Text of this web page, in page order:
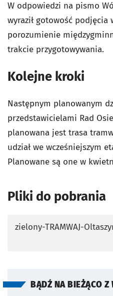
W odpowiedzi na pismo
wyraził gotowość podjęcia
porozumienie
trakcie przygotowywania.
Kolejne kroki
Następnym planowanym
przedstawicielami Rad
planowana jest trasa
udział we wcześniejszym
Planowane są one w
Pliki do pobrania
zielony-TRAMWAJ-
BĄDŹ NA BIEŻĄCO Z